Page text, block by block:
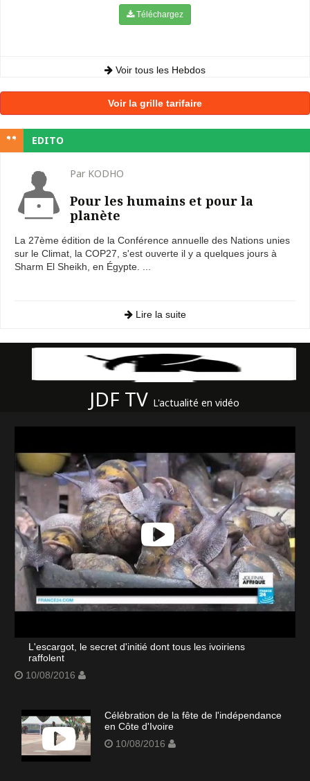
Téléchargez
Voir tous les Hebdos
Voir la grille tarifaire
EDITO
Par KODHO
Pour les humains et pour la
planète
La 27ème édition de la Conférence annuelle des Nations unies
sur le Climat, la COP27, s'est ouverte il y a quelques jours à
Sharm El Sheikh, en Égypte. ...
Lire la suite
JDF TV L'actualité en vidéo
L'escargot, le secret d'initié dont tous les ivoiriens
raffolent
10/08/2016
Célébration de la fête de l'indépendance
en Côte d'Ivoire
10/08/2016